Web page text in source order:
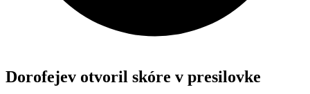
Dorofejev otvoril skóre v presilovke